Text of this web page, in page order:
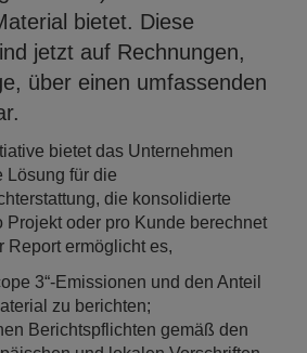
bietet. Diese
jetzt auf Rechnungen,
über einen umfassenden
bietet das Unternehmen
Lösung für die
die konsolidierte
Projekt oder pro Kunde berechnet
Report ermöglicht es,
3“-Emissionen und den Anteil
zu berichten;
Berichtspflichten gemäß den